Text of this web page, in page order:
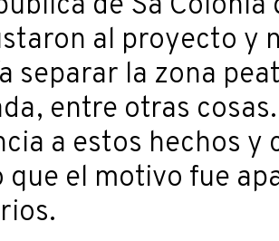
al proyecto y
separar la zona
entre otras
a estos hechos y
que el motivo fue